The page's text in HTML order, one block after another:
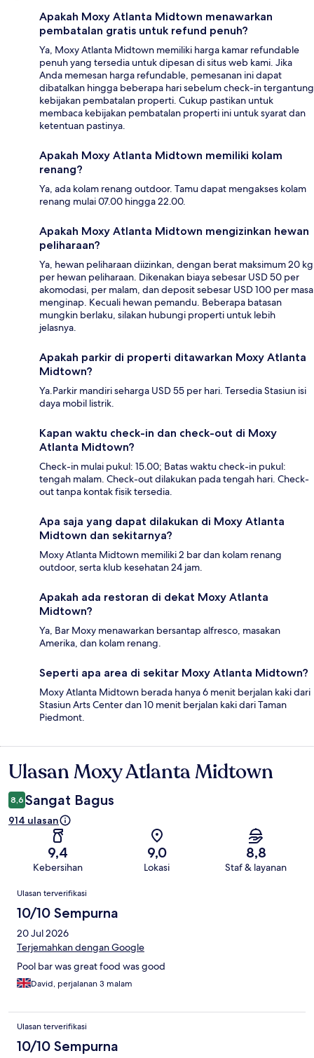
Apakah Moxy Atlanta Midtown menawarkan
pembatalan gratis untuk refund penuh?
Ya, Moxy Atlanta Midtown memiliki harga kamar refundable
penuh yang tersedia untuk dipesan di situs web kami. Jika
Anda memesan harga refundable, pemesanan ini dapat
dibatalkan hingga beberapa hari sebelum check-in tergantung
kebijakan pembatalan properti. Cukup pastikan untuk
membaca kebijakan pembatalan properti ini untuk syarat dan
ketentuan pastinya.
Apakah Moxy Atlanta Midtown memiliki kolam
renang?
Ya, ada kolam renang outdoor. Tamu dapat mengakses kolam
renang mulai 07.00 hingga 22.00.
Apakah Moxy Atlanta Midtown mengizinkan hewan
peliharaan?
Ya, hewan peliharaan diizinkan, dengan berat maksimum 20 kg
per hewan peliharaan. Dikenakan biaya sebesar USD 50 per
akomodasi, per malam, dan deposit sebesar USD 100 per masa
menginap. Kecuali hewan pemandu. Beberapa batasan
mungkin berlaku, silakan hubungi properti untuk lebih
jelasnya.
Apakah parkir di properti ditawarkan Moxy Atlanta
Midtown?
Ya.Parkir mandiri seharga USD 55 per hari. Tersedia Stasiun isi
daya mobil listrik.
Kapan waktu check-in dan check-out di Moxy
Atlanta Midtown?
Check-in mulai pukul: 15.00; Batas waktu check-in pukul:
tengah malam. Check-out dilakukan pada tengah hari. Check-
out tanpa kontak fisik tersedia.
Apa saja yang dapat dilakukan di Moxy Atlanta
Midtown dan sekitarnya?
Moxy Atlanta Midtown memiliki 2 bar dan kolam renang
outdoor, serta klub kesehatan 24 jam.
Apakah ada restoran di dekat Moxy Atlanta
Midtown?
Ya, Bar Moxy menawarkan bersantap alfresco, masakan
Amerika, dan kolam renang.
Seperti apa area di sekitar Moxy Atlanta Midtown?
Moxy Atlanta Midtown berada hanya 6 menit berjalan kaki dari
Stasiun Arts Center dan 10 menit berjalan kaki dari Taman
Piedmont.
Ulasan
Ulasan Moxy Atlanta Midtown
8,6 Sangat Bagus
914 ulasan
9,4
Kebersihan
9,0
Lokasi
8,8
Staf & layanan
Ulasan
Ulasan terverifikasi
10/10 Sempurna
20 Jul 2026
Terjemahkan dengan Google
Pool bar was great food was good
David, perjalanan 3 malam
Ulasan terverifikasi
10/10 Sempurna